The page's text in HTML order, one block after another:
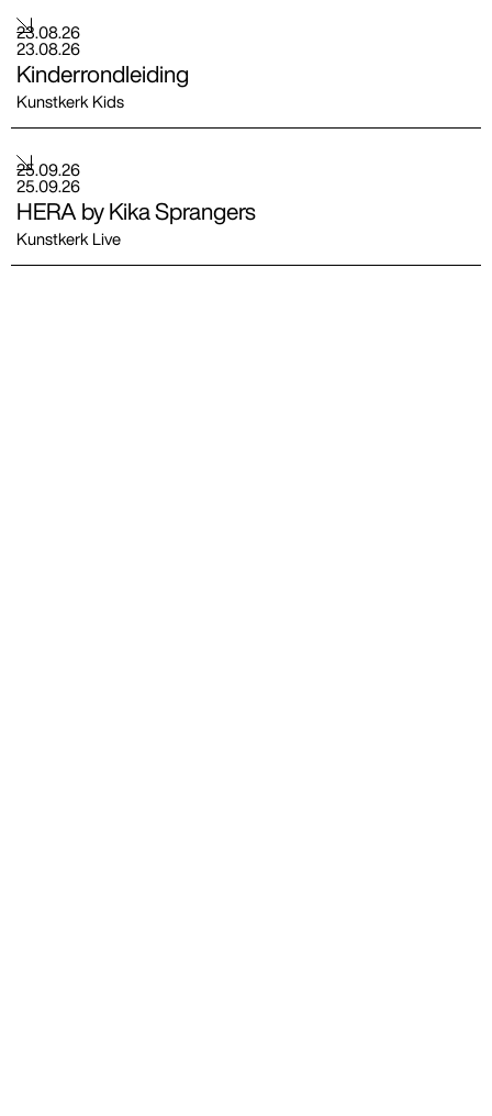
23.08.26
23.08.26
Kinderrondleiding
Kunstkerk Kids
25.09.26
25.09.26
HERA by Kika Sprangers
Kunstkerk Live